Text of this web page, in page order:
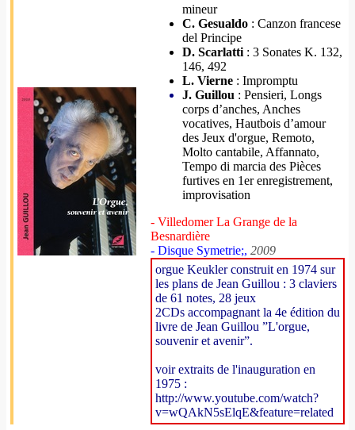
mineur
C. Gesualdo : Canzon francese
del Principe
D. Scarlatti : 3 Sonates K. 132,
146, 492
L. Vierne : Impromptu
J. Guillou : Pensieri, Longs
corps d’anches, Anches
vocatives, Hautbois d’amour
des Jeux d'orgue, Remoto,
Molto cantabile, Affannato,
Tempo di marcia des Pièces
furtives en 1er enregistrement,
improvisation
- Villedomer La Grange de la
Besnardière
- Disque Symetrie;, 2009
orgue Keukler construit en 1974 sur
les plans de Jean Guillou : 3 claviers
de 61 notes, 28 jeux
2CDs accompagnant la 4e édition du
livre de Jean Guillou ”L'orgue,
souvenir et avenir”.
voir extraits de l'inauguration en
1975 :
http://www.youtube.com/watch?
v=wQAkN5sElqE&feature=related